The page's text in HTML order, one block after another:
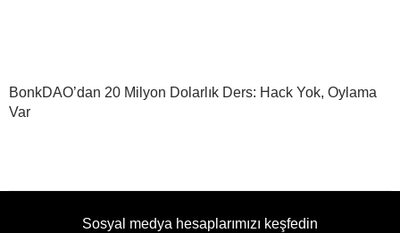
BonkDAO’dan 20 Milyon Dolarlık Ders: Hack Yok, Oylama
Var
Sosyal medya hesaplarımızı keşfedin